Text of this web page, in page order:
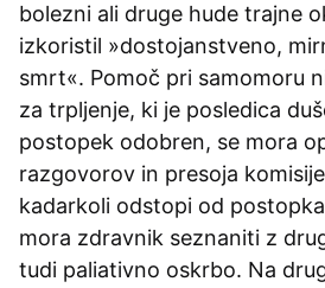
bolezni ali druge hude trajne
izkoristil »dostojanstveno,
smrt«. Pomoč pri samomoru
za trpljenje, ki je posledica
postopek odobren, se mora
razgovorov in presoja
kadarkoli odstopi od
mora zdravnik seznaniti z
tudi paliativno oskrbo. Na